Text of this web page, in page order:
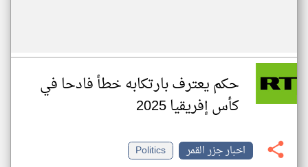
حكم يعترف بارتكابه خطأ فادحا في
كأس إفريقيا 2025
اخبار جزر القمر
Politics